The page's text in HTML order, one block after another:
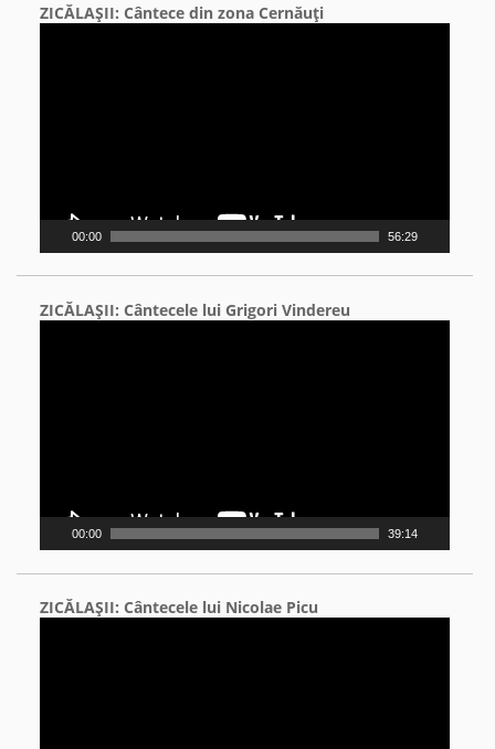
ZICĂLAŞII: Cântece din zona Cernăuţi
00:00 56:29
ZICĂLAŞII: Cântecele lui Grigori Vindereu
00:00 39:14
ZICĂLAŞII: Cântecele lui Nicolae Picu